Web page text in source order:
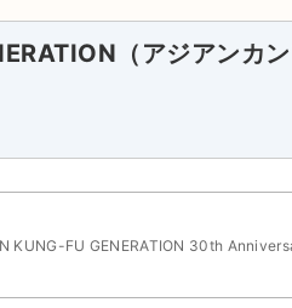
（アジアンカ
KUNG-FU GENERATION 30th